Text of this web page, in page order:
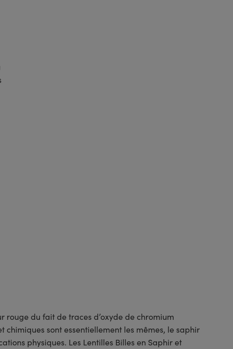
rouge du fait de traces d’oxyde de chromium
sont essentiellement les mêmes, le saphir
physiques. Les Lentilles Billes en Saphir et